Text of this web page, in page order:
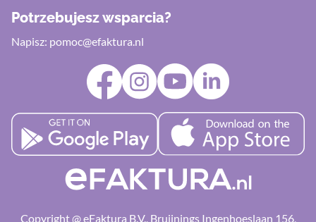
Potrzebujesz wsparcia?
Napisz: pomoc@efaktura.nl
Copyright @ eFaktura B.V., Bruijnings Ingenhoeslaan 156,